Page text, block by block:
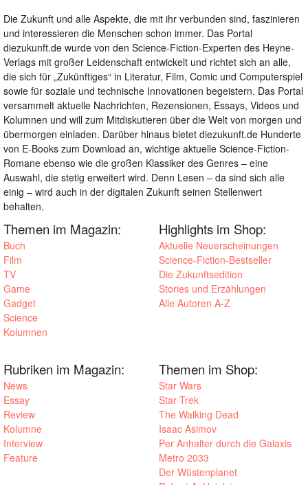
Die Zukunft und alle Aspekte, die mit ihr verbunden sind, faszinieren
und interessieren die Menschen schon immer. Das Portal
diezukunft.de wurde von den Science-Fiction-Experten des Heyne-
Verlags mit großer Leidenschaft entwickelt und richtet sich an alle,
die sich für „Zukünftiges“ in Literatur, Film, Comic und Computerspiel
sowie für soziale und technische Innovationen begeistern. Das Portal
versammelt aktuelle Nachrichten, Rezensionen, Essays, Videos und
Kolumnen und will zum Mitdiskutieren über die Welt von morgen und
übermorgen einladen. Darüber hinaus bietet diezukunft.de Hunderte
von E-Books zum Download an, wichtige aktuelle Science-Fiction-
Romane ebenso wie die großen Klassiker des Genres – eine
Auswahl, die stetig erweitert wird. Denn Lesen – da sind sich alle
einig – wird auch in der digitalen Zukunft seinen Stellenwert
behalten.
Themen im Magazin:
Buch
Film
TV
Game
Gadget
Science
Kolumnen
Highlights im Shop:
Aktuelle Neuerscheinungen
Science-Fiction-Bestseller
Die Zukunftsedition
Stories und Erzählungen
Alle Autoren A-Z
Rubriken im Magazin:
News
Essay
Review
Kolumne
Interview
Feature
Themen im Shop:
Star Wars
Star Trek
The Walking Dead
Isaac Asimov
Per Anhalter durch die Galaxis
Metro 2033
Der Wüstenplanet